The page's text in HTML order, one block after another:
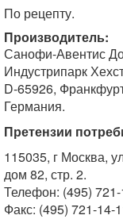
По рецепту.
Производитель:
Санофи-Авентис
Индустрипарк
D-65926,
Германия.
Претензии
115035, г Москва,
дом 82, стр. 2.
Телефон: (495)
Факс: (495) 721-14-